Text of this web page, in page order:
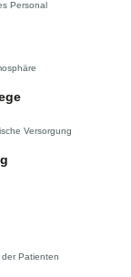
Personal
Versorgung
Patienten